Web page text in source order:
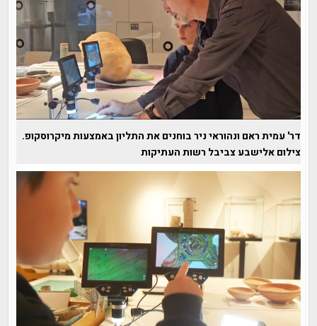
דר' עמית ראם ונהוראי ניר בוחנים את התליון באמצעות מיקרוסקופ.
צילום אלישבע צביבל רשות העתיקות